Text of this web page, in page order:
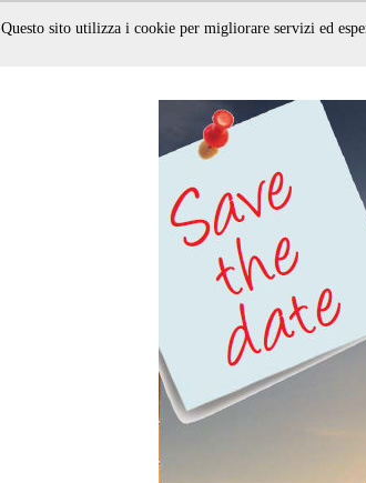
Questo sito utilizza i cookie per migliorare servizi ed